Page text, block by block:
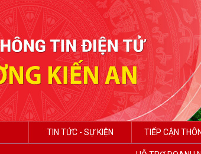
TIN TỨC - SỰ KIỆN TIẾP CẬN